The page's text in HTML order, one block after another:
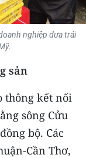
nghiệp đưa trái
sản
thông kết nối
sông Cửu
bộ. Các
Cần Thơ,